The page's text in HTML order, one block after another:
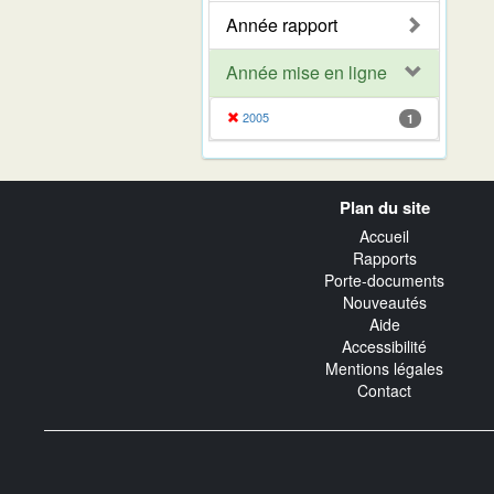
Année rapport
Année mise en ligne
2005 1
Plan du site
Accueil
Rapports
Porte-documents
Nouveautés
Aide
Accessibilité
Mentions légales
Contact